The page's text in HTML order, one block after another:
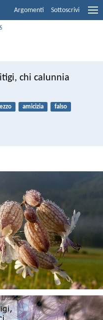
Argomenti Sottoscrivi
chi calunnia
amicizia falso